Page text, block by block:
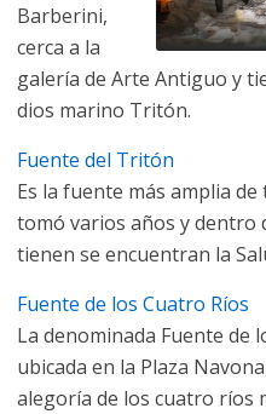
Barberini,
cerca a la
galería de Arte Antiguo y
dios marino Tritón.
Fuente del Tritón
Es la fuente más amplia
tomó varios años y dentro
tienen se encuentran la
Fuente de los Cuatro Ríos
La denominada Fuente de
ubicada en la Plaza
alegoría de los cuatro ríos